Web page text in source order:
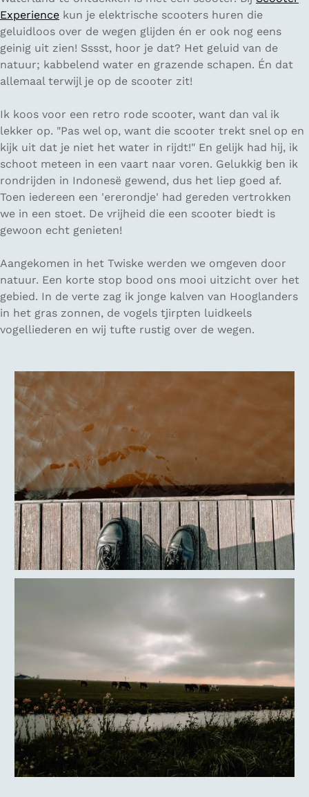
Experience kun je elektrische scooters huren die
geluidloos over de wegen glijden én er ook nog eens
geinig uit zien! Sssst, hoor je dat? Het geluid van de
natuur; kabbelend water en grazende schapen. Én dat
allemaal terwijl je op de scooter zit!
Ik koos voor een retro rode scooter, want dan val ik
lekker op. "Pas wel op, want die scooter trekt snel op en
kijk uit dat je niet het water in rijdt!" En gelijk had hij, ik
schoot meteen in een vaart naar voren. Gelukkig ben ik
rondrijden in Indonesë gewend, dus het liep goed af.
Toen iedereen een 'ererondje' had gereden vertrokken
we in een stoet. De vrijheid die een scooter biedt is
gewoon echt genieten!
Aangekomen in het Twiske werden we omgeven door
natuur. Een korte stop bood ons mooi uitzicht over het
gebied. In de verte zag ik jonge kalven van Hooglanders
in het gras zonnen, de vogels tjirpten luidkeels
vogelliederen en wij tufte rustig over de wegen.